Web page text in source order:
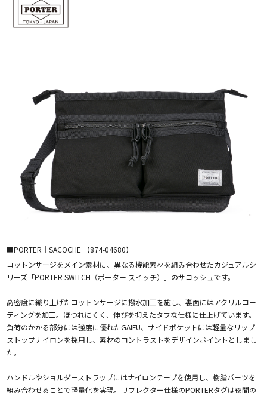
■PORTER｜SACOCHE 【874-04680】
コットンサージをメイン素材に、異なる機能素材を組み合わせたカジュアルシ
リーズ「PORTER SWITCH（ポーター スイッチ）」のサコッシュです。
高密度に織り上げたコットンサージに撥水加工を施し、裏面にはアクリルコー
ティングを加工。ほつれにくく、伸びを抑えたタフな仕様に仕上げています。
負荷のかかる部分には強度に優れたGAIFU、サイドポケットには軽量なリップ
ストップナイロンを採用し、素材のコントラストをデザインポイントとしまし
た。
ハンドルやショルダーストラップにはナイロンテープを使用し、樹脂パーツを
組み合わせることで軽量化を実現。リフレクター仕様のPORTERタグは夜間の